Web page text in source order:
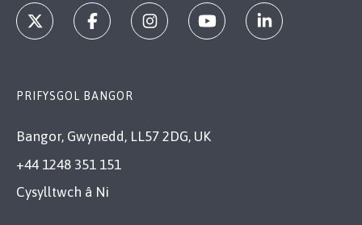
PRIFYSGOL BANGOR
Bangor, Gwynedd, LL57 2DG, UK
+44 1248 351 151
Cysylltwch â Ni